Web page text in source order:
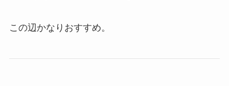
この辺かなりおすすめ。